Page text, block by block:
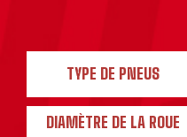
TYPE DE PNEUS
DIAMÈTRE DE LA ROUE